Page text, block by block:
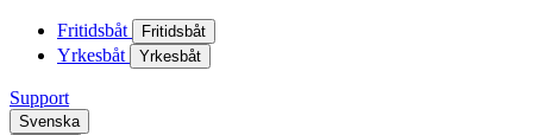
Fritidsbåt Fritidsbåt
Yrkesbåt Yrkesbåt
Support
Svenska